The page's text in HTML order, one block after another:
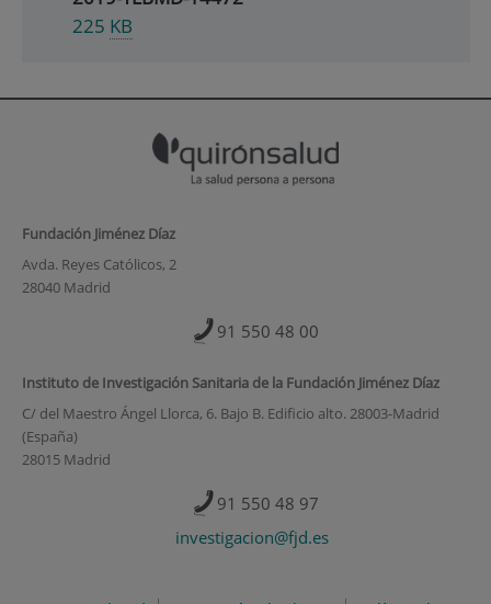
225 KB
Fundación Jiménez Díaz
Avda. Reyes Católicos, 2
28040 Madrid
91 550 48 00
Instituto de Investigación Sanitaria de la Fundación Jiménez Díaz
C/ del Maestro Ángel Llorca, 6. Bajo B. Edificio alto. 28003-Madrid
(España)
28015 Madrid
91 550 48 97
investigacion@fjd.es